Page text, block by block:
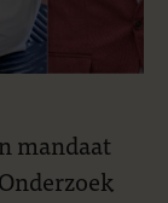
mandaat